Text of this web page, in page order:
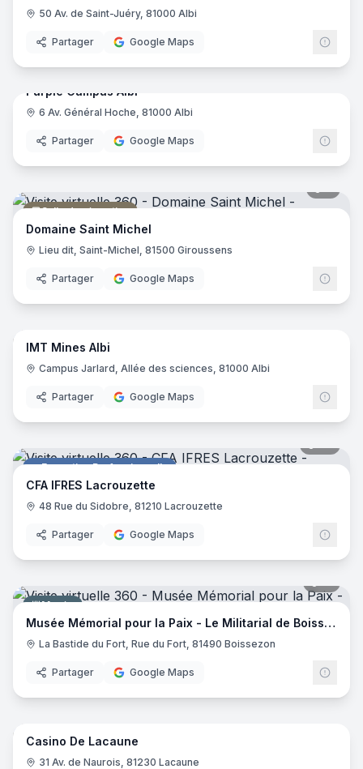
50 Av. de Saint-Juéry, 81000 Albi
Partager Google Maps
Enseignement Supérieur
15
Purple Campus Albi
6 Av. Général Hoche, 81000 Albi
Partager Google Maps
Salle de réception
Domaine Saint Michel
Lieu dit, Saint-Michel, 81500 Giroussens
Partager Google Maps
Enseignement Supérieur
80
IMT Mines Albi
Campus Jarlard, Allée des sciences, 81000 Albi
Partager Google Maps
Formation Professionnelle
CFA IFRES Lacrouzette
48 Rue du Sidobre, 81210 Lacrouzette
Partager Google Maps
Musée
Musée Mémorial pour la Paix - Le Militarial de Boissezon
La Bastide du Fort, Rue du Fort, 81490 Boissezon
Partager Google Maps
Casino
25
Casino De Lacaune
31 Av. de Naurois, 81230 Lacaune